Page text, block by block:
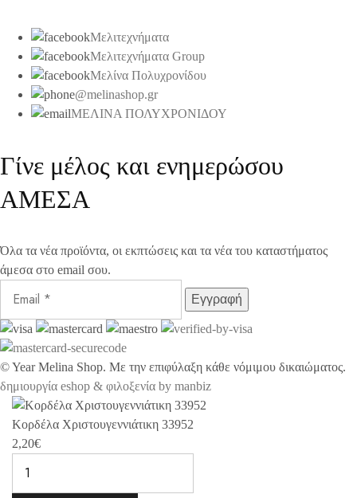
Μελιτεχνήματα
Μελιτεχνήματα Group
Μελίνα Πολυχρονίδου
@melinashop.gr
ΜΕΛΙΝΑ ΠΟΛΥΧΡΟΝΙΔΟΥ
Γίνε μέλος και ενημερώσου
ΑΜΕΣΑ
Όλα τα νέα προϊόντα, οι εκπτώσεις και τα νέα του καταστήματος
άμεσα στο email σου.
©YearMelina Shop. Με την επιφύλαξη κάθε νόμιμου δικαιώματος.
δημιουργία eshop & φιλοξενία by manbiz
Κορδέλα Χριστουγεννιάτικη 33952
2,20€